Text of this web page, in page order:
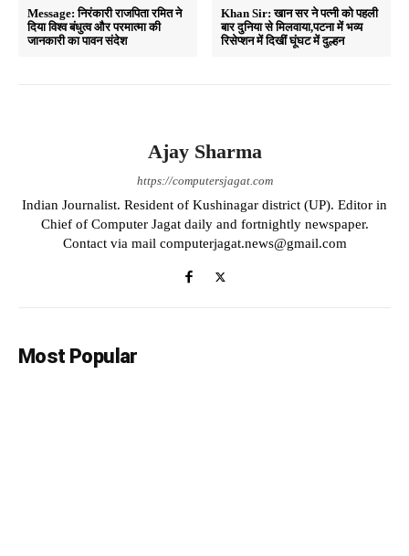
A
pp
ok
a
Message: निरंकारी राजपिता रमित ने
दिया विश्व बंधुत्व और परमात्मा की
जानकारी का पावन संदेश
Khan Sir: खान सर ने पत्नी को पहली
बार दुनिया से मिलवाया,पटना में भव्य
रिसेप्शन में दिखीं घूंघट में दुल्हन
Ajay Sharma
https://computersjagat.com
Indian Journalist. Resident of Kushinagar district (UP). Editor in
Chief of Computer Jagat daily and fortnightly newspaper.
Contact via mail computerjagat.news@gmail.com
Most Popular